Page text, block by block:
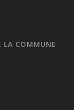
LA COMMUNE